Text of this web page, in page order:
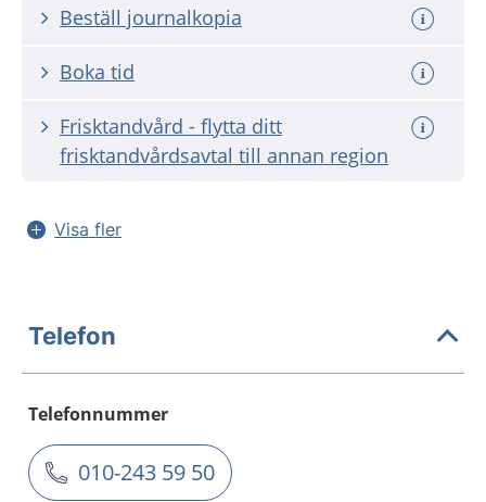
Beställ journalkopia
Boka tid
Frisktandvård - flytta ditt
frisktandvårdsavtal till annan region
Visa fler
Telefon
Telefonnummer
010-243 59 50